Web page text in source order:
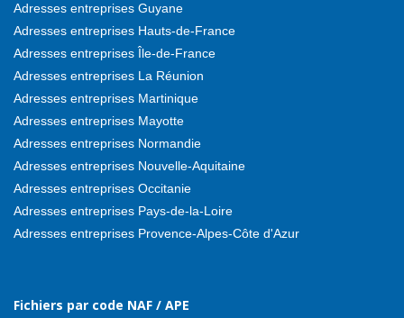
Adresses entreprises Guyane
Adresses entreprises Hauts-de-France
Adresses entreprises Île-de-France
Adresses entreprises La Réunion
Adresses entreprises Martinique
Adresses entreprises Mayotte
Adresses entreprises Normandie
Adresses entreprises Nouvelle-Aquitaine
Adresses entreprises Occitanie
Adresses entreprises Pays-de-la-Loire
Adresses entreprises Provence-Alpes-Côte d'Azur
Fichiers par code NAF / APE